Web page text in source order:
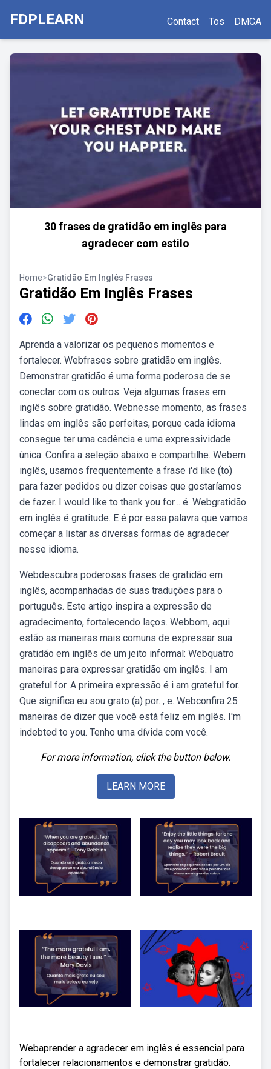
FDPLEARN Contact Tos DMCA
30 frases de gratidão em inglês para
agradecer com estilo
Home>Gratidão Em Inglês Frases
Gratidão Em Inglês Frases
Aprenda a valorizar os pequenos momentos e
fortalecer. Webfrases sobre gratidão em inglês.
Demonstrar gratidão é uma forma poderosa de se
conectar com os outros. Veja algumas frases em
inglês sobre gratidão. Webnesse momento, as frases
lindas em inglês são perfeitas, porque cada idioma
consegue ter uma cadência e uma expressividade
única. Confira a seleção abaixo e compartilhe. Webem
inglês, usamos frequentemente a frase i'd like (to)
para fazer pedidos ou dizer coisas que gostaríamos
de fazer. I would like to thank you for… é. Webgratidão
em inglês é gratitude. E é por essa palavra que vamos
começar a listar as diversas formas de agradecer
nesse idioma.
Webdescubra poderosas frases de gratidão em
inglês, acompanhadas de suas traduções para o
português. Este artigo inspira a expressão de
agradecimento, fortalecendo laços. Webbom, aqui
estão as maneiras mais comuns de expressar sua
gratidão em inglês de um jeito informal: Webquatro
maneiras para expressar gratidão em inglês. I am
grateful for. A primeira expressão é i am grateful for.
Que significa eu sou grato (a) por. , e. Webconfira 25
maneiras de dizer que você está feliz em inglês. I'm
indebted to you. Tenho uma dívida com você.
For more information, click the button below.
LEARN MORE
Webaprender a agradecer em inglês é essencial para
fortalecer relacionamentos e demonstrar gratidão.